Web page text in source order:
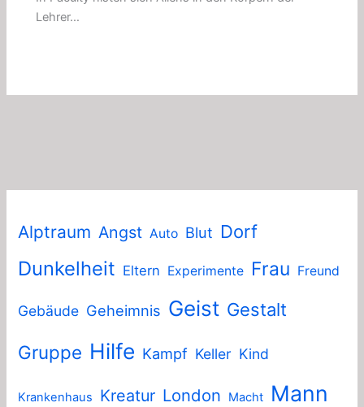
Alptraum Angst Auto Blut Dorf
Dunkelheit Eltern Experimente Frau Freund
Gebäude Geheimnis Geist Gestalt
Gruppe Hilfe Kampf Keller Kind
Krankenhaus Kreatur London Macht Mann
Lehrer…